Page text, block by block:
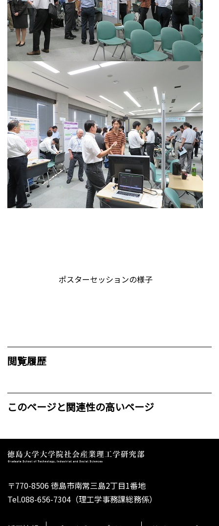
ポスターセッションの様子
閲覧履歴
このページと関連性の高いページ
〒770-8506 徳島市南常三島2丁目1番地
Tel.088-656-7304（理工学事務課総務係）